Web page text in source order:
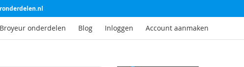
onderdelen Blog Inloggen Account aanmaken